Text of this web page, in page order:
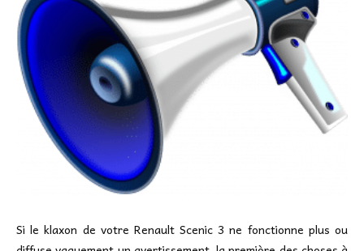
Si le klaxon de votre Renault Scenic 3 ne fonctionne plus ou